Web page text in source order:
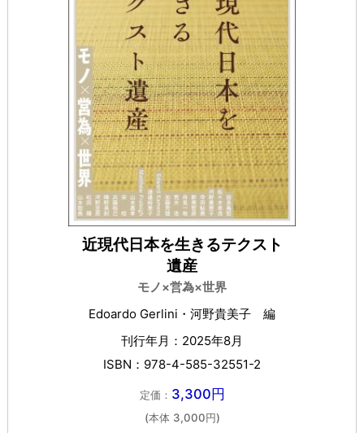
近現代日本を生きるテクスト
遺産
モノ×営為×世界
Edoardo Gerlini・河野貴美子 編
刊行年月：2025年8月
ISBN：978-4-585-32551-2
定価： 3,300円
(本体 3,000円)